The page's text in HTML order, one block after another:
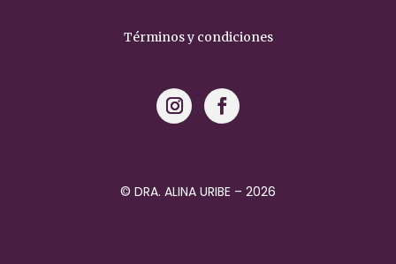
Términos y condiciones
© DRA. ALINA URIBE – 2026